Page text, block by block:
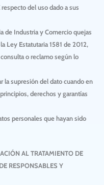
respecto del uso dado a sus
de Industria y Comercio quejas
Ley Estatutaria 1581 de 2012,
o reclamo según lo
la supresión del dato cuando en
derechos y garantías
personales que hayan sido
AL TRATAMIENTO DE
RESPONSABLES Y